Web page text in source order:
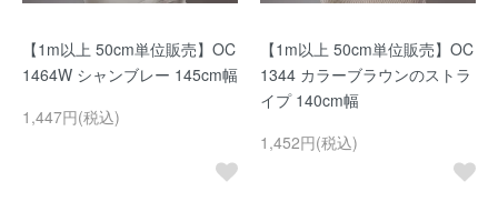
【1m以上 50cm単位販売】OC
1464W シャンブレー 145cm幅
1,447円(税込)
【1m以上 50cm単位販売】OC
1344 カラーブラウンのストラ
イプ 140cm幅
1,452円(税込)